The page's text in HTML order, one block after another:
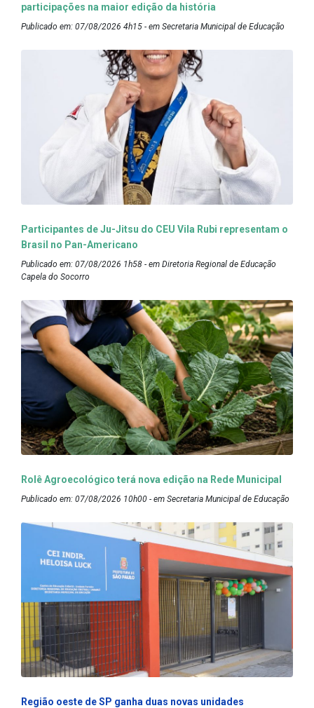
participações na maior edição da história
Publicado em: 07/08/2026 4h15 - em Secretaria Municipal de Educação
Participantes de Ju-Jitsu do CEU Vila Rubi representam o
Brasil no Pan-Americano
Publicado em: 07/08/2026 1h58 - em Diretoria Regional de Educação
Capela do Socorro
Rolê Agroecológico terá nova edição na Rede Municipal
Publicado em: 07/08/2026 10h00 - em Secretaria Municipal de Educação
Região oeste de SP ganha duas novas unidades